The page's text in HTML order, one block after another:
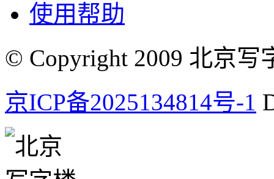
使用帮助
© Copyright 2009 北京写
京ICP备2025134814号-1